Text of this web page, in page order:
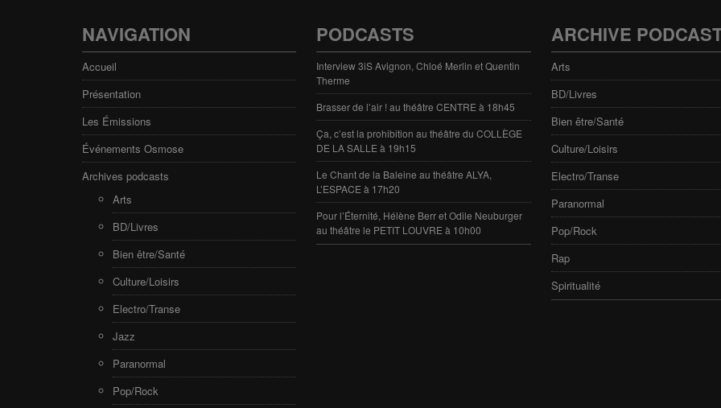
NAVIGATION
Accueil
Présentation
Les Émissions
Événements Osmose
Archives podcasts
Arts
BD/Livres
Bien être/Santé
Culture/Loisirs
Electro/Transe
Jazz
Paranormal
Pop/Rock
PODCASTS
Interview 3iS Avignon, Chloé Merlin et Quentin
Therme
Brasser de l’air ! au théâtre CENTRE à 18h45
Ça, c’est la prohibition au théâtre du COLLÈGE
DE LA SALLE à 19h15
Le Chant de la Baleine au théâtre ALYA,
L’ESPACE à 17h20
Pour l’Éternité, Hélène Berr et Odile Neuburger
au théâtre le PETIT LOUVRE à 10h00
ARCHIVE
Arts
BD/Livres
Bien être/Santé
Culture/Loisirs
Electro/Transe
Paranormal
Pop/Rock
Rap
Spiritualité